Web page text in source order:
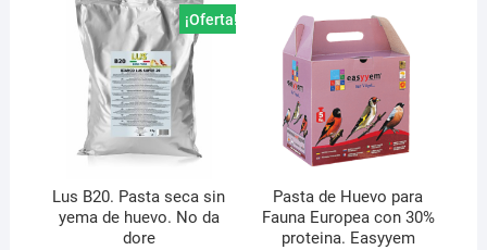
¡Oferta!
Lus B20. Pasta seca sin
yema de huevo. No da
dore
Pasta de Huevo para
Fauna Europea con 30%
proteina. Easyyem